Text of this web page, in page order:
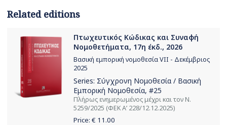
Related editions
Πτωχευτικός Κώδικας και Συναφή
Νομοθετήματα, 17η έκδ., 2026
Βασική εμπορική νομοθεσία VII - Δεκέμβριος
2025
Series: Σύγχρονη Νομοθεσία / Βασική
Εμπορική Νομοθεσία, #25
Πλήρως ενημερωμένος μέχρι και τον Ν.
5259/2025 (ΦΕΚ Α’ 228/12.12.2025)
Price: € 11.00